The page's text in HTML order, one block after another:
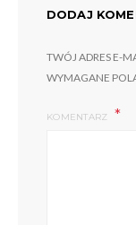
DODAJ
TWÓJ ADRES E-
WYMAGANE
KOMENTARZ